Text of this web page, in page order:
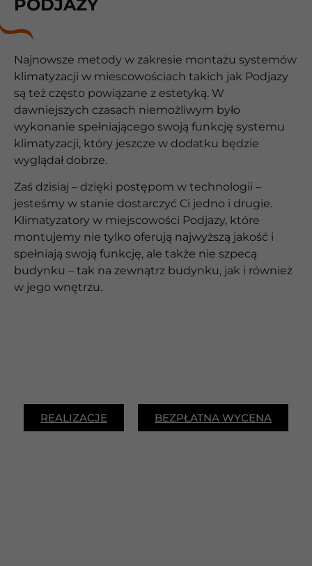
PODJAZY
Najnowsze metody w zakresie montażu systemów
klimatyzacji w miescowościach takich jak Podjazy
są też często powiązane z estetyką. W
dawniejszych czasach niemożliwym było
wykonanie spełniającego swoją funkcję systemu
klimatyzacji, który jeszcze w dodatku będzie
wyglądał dobrze.
Zaś dzisiaj – dzięki postępom w technologii –
jesteśmy w stanie dostarczyć Ci jedno i drugie.
Klimatyzatory w miejscowości Podjazy, które
montujemy nie tylko oferują najwyższą jakość i
spełniają swoją funkcję, ale także nie szpecą
budynku – tak na zewnątrz budynku, jak i również
w jego wnętrzu.
REALIZACJE BEZPŁATNA WYCENA